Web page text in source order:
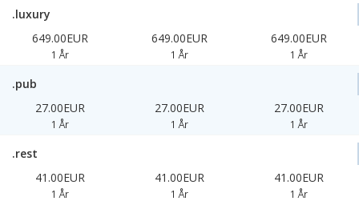
.luxury
649.00EUR
1 År
649.00EUR
1 År
649.00EUR
1 År
.pub
27.00EUR
1 År
27.00EUR
1 År
27.00EUR
1 År
.rest
41.00EUR
1 År
41.00EUR
1 År
41.00EUR
1 År